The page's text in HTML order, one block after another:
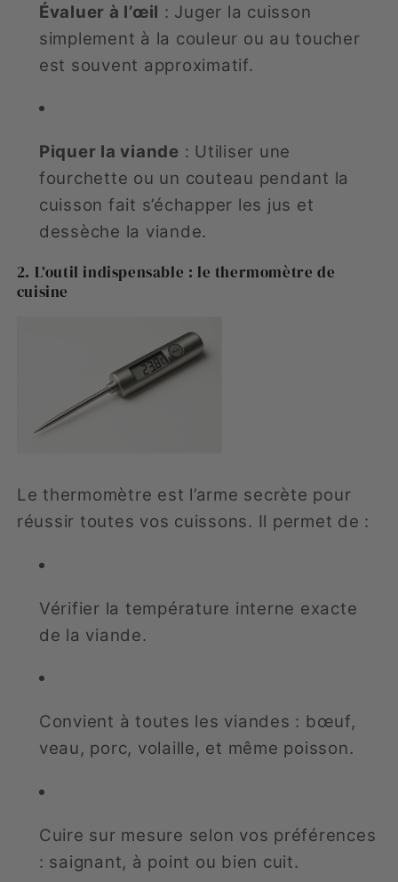
Évaluer à l’œil : Juger la cuisson
simplement à la couleur ou au toucher
est souvent approximatif.
Piquer la viande : Utiliser une
fourchette ou un couteau pendant la
cuisson fait s’échapper les jus et
dessèche la viande.
2. L’outil indispensable : le thermomètre de
cuisine
Le thermomètre est l’arme secrète pour
réussir toutes vos cuissons. Il permet de :
Vérifier la température interne exacte
de la viande.
Convient à toutes les viandes : bœuf,
veau, porc, volaille, et même poisson.
Cuire sur mesure selon vos préférences
: saignant, à point ou bien cuit.